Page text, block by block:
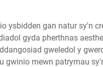
ysbidden gan natur sy'n
gyda pherthnas
gweledol y
mewn patrymau